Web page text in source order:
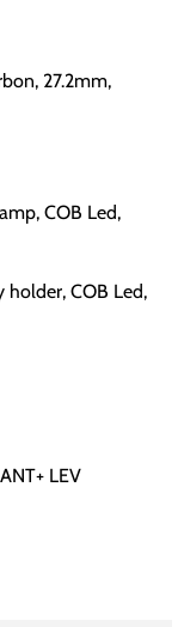
27.2mm,
COB Led,
holder, COB Led,
LEV